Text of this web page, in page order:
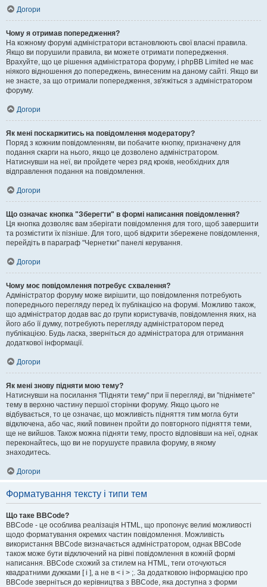
Догори
Чому я отримав попередження?
На кожному форумі адміністратори встановлюють свої власні правила.
Якщо ви порушили правила, ви можете отримати попередження.
Врахуйте, що це рішення адміністратора форуму, і phpBB Limited не має
ніякого відношення до попереджень, винесеним на даному сайті. Якщо ви
не знаєте, за що отримали попередження, зв'яжіться з адміністратором
форуму.
Догори
Як мені поскаржитись на повідомлення модератору?
Поряд з кожним повідомленням, ви побачите кнопку, призначену для
подання скарги на нього, якщо це дозволено адміністратором.
Натиснувши на неї, ви пройдете через ряд кроків, необхідних для
відправлення подання на повідомлення.
Догори
Що означає кнопка "Зберегти" в формі написання повідомлення?
Ця кнопка дозволяє вам зберігати повідомлення для того, щоб завершити
та розмістити їх пізніше. Для того, щоб відкрити збережене повідомлення,
перейдіть в параграф "Чернетки" панелі керування.
Догори
Чому моє повідомлення потребує схвалення?
Адміністратор форуму може вирішити, що повідомлення потребують
попереднього перегляду перед їх публікацією на форумі. Можливо також,
що адміністратор додав вас до групи користувачів, повідомлення яких, на
його або її думку, потребують перегляду адміністратором перед
публікацією. Будь ласка, зверніться до адміністратора для отримання
додаткової інформації.
Догори
Як мені знову підняти мою тему?
Натиснувши на посилання "Підняти тему" при її перегляді, ви "піднімете"
тему в верхню частину першої сторінки форуму. Якщо цього не
відбувається, то це означає, що можливість підняття тим могла бути
відключена, або час, який повинен пройти до повторного підняття теми,
ще не вийшов. Також можна підняти тему, просто відповівши на неї, однак
переконайтесь, що ви не порушуєте правила форуму, в якому
знаходитесь.
Догори
Форматування тексту і типи тем
Що таке BBCode?
BBCode - це особлива реалізація HTML, що пропонує великі можливості
щодо форматування окремих частин повідомлення. Можливість
використання BBCode визначається адміністратором, однак BBCode
також може бути відключений на рівні повідомлення в кожній формі
написання. BBCode схожий за стилем на HTML, теги оточуються
квадратними дужками [ і ], а не в < і > ;. За додатковою інформацією про
BBCode зверніться до керівництва з BBCode, яка доступна з форми